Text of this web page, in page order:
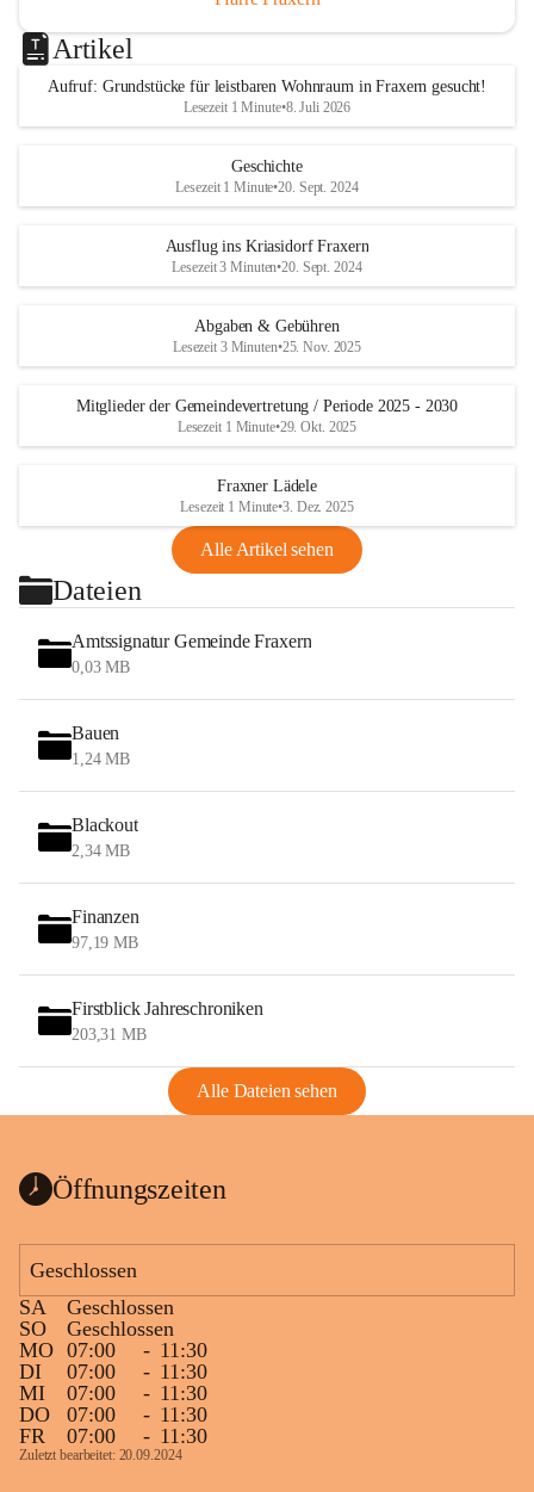
Artikel
Aufruf: Grundstücke für leistbaren Wohnraum in Fraxern gesucht!
Lesezeit 1 Minute•8. Juli 2026
Geschichte
Lesezeit 1 Minute•20. Sept. 2024
Ausflug ins Kriasidorf Fraxern
Lesezeit 3 Minuten•20. Sept. 2024
Abgaben & Gebühren
Lesezeit 3 Minuten•25. Nov. 2025
Mitglieder der Gemeindevertretung / Periode 2025 - 2030
Lesezeit 1 Minute•29. Okt. 2025
Fraxner Lädele
Lesezeit 1 Minute•3. Dez. 2025
Alle Artikel sehen
Dateien
Amtssignatur Gemeinde Fraxern
0,03 MB
Bauen
1,24 MB
Blackout
2,34 MB
Finanzen
97,19 MB
Firstblick Jahreschroniken
203,31 MB
Alle Dateien sehen
Öffnungszeiten
Geschlossen
SA
Geschlossen
SO
Geschlossen
MO 07:00 - 11:30
DI
07:00 - 11:30
MI
07:00 - 11:30
DO
07:00 - 11:30
FR
07:00 - 11:30
Zuletzt bearbeitet: 20.09.2024